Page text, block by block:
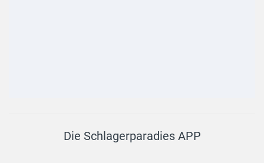
Die Schlagerparadies APP